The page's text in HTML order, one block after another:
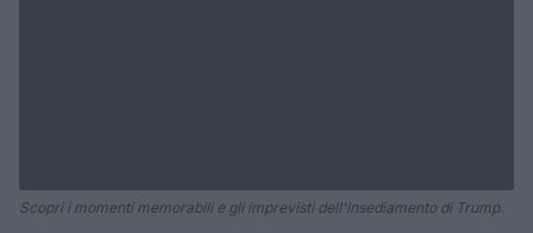
Scopri i momenti memorabili e gli imprevisti dell'insediamento di Trump.